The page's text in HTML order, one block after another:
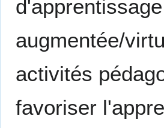
augmentée/
activités
favoriser